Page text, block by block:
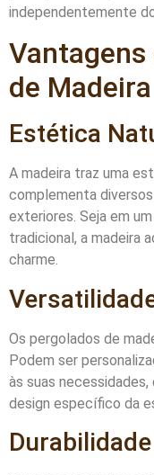
independentemente
de Madeira
Estética
A madeira traz uma
complementa
exteriores. Seja em
tradicional, a madeira
charme.
Os pergolados de
Podem ser
às suas
design específico da
Durabilidade